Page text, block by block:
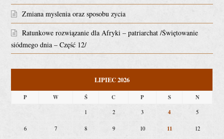
Zmiana myslenia oraz sposobu zycia
Ratunkowe rozwiązanie dla Afryki – patriarchat /Świętowanie
siódmego dnia – Część 12/
LIPIEC 2026
P W Ś C P S N
1 2 3 4 5
6 7 8 9 10 11 12